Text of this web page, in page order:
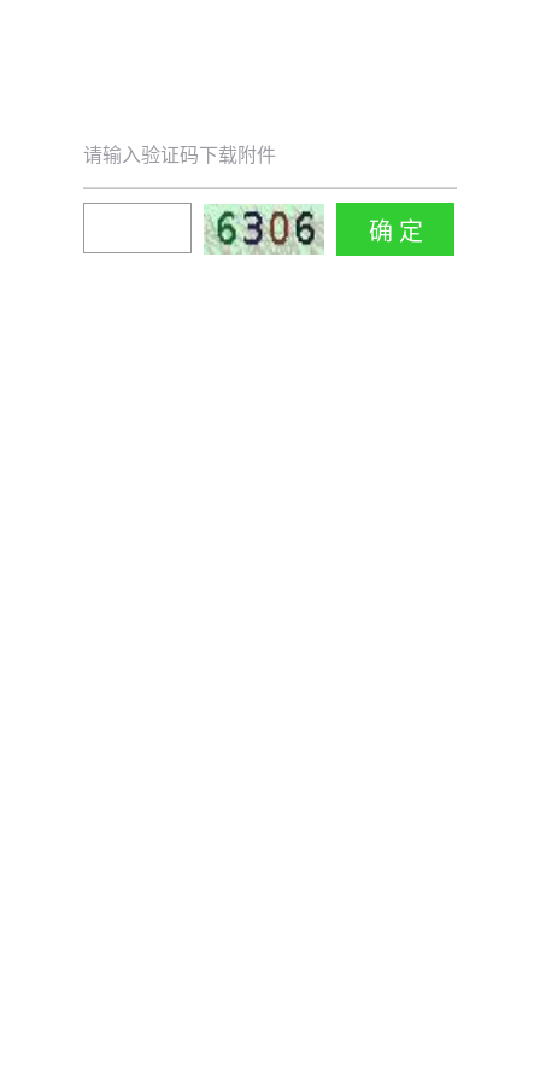
请输入验证码下载附件